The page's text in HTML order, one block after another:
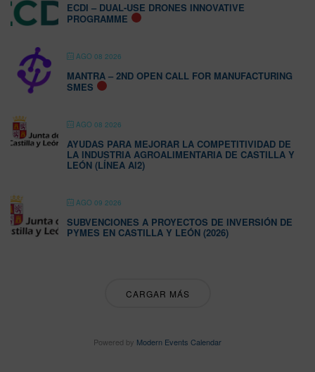
ECDI – DUAL-USE DRONES INNOVATIVE
PROGRAMME
AGO 08 2026
MANTRA – 2ND OPEN CALL FOR MANUFACTURING
SMES
AGO 08 2026
AYUDAS PARA MEJORAR LA COMPETITIVIDAD DE
LA INDUSTRIA AGROALIMENTARIA DE CASTILLA Y
LEÓN (LÍNEA AI2)
AGO 09 2026
SUBVENCIONES A PROYECTOS DE INVERSIÓN DE
PYMES EN CASTILLA Y LEÓN (2026)
CARGAR MÁS
Powered by Modern Events Calendar